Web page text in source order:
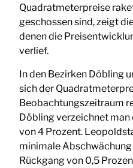
Quadratmeterpreise
geschossen sind, zeigt
denen die
verlief.
In den Bezirken Döbling
sich der
Beobachtungszeitraum
Döbling verzeichnet
von 4 Prozent.
minimale
Rückgang von 0,5